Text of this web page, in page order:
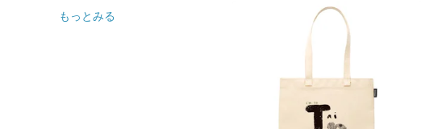
もっとみる